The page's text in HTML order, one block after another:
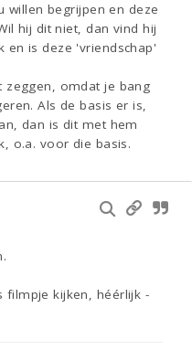
willen begrijpen en deze
hij dit niet, dan vind hij
en is deze 'vriendschap'
zeggen, omdat je bang
Als de basis er is,
dan is dit met hem
o.a. voor die basis.
filmpje kijken, héérlijk -